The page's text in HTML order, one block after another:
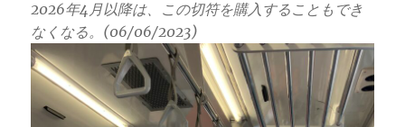
2026年4月以降は、この切符を購入することもでき
なくなる。(06/06/2023)